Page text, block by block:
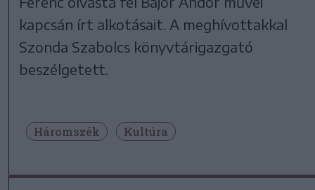
kapcsán írt alkotásait. A meghívottakkal
Szonda Szabolcs könyvtárigazgató
beszélgetett.
Háromszék Kultúra